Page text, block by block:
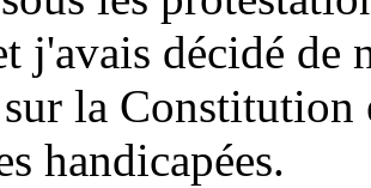
j'avais décidé de
la Constitution
handicapées.